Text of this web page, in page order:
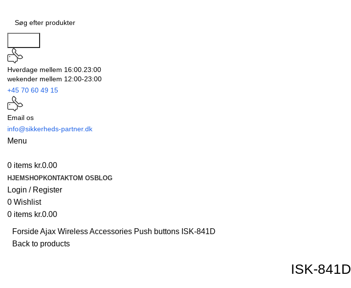
Hverdage mellem 16:00.23:00
wekender mellem 12:00-23:00
+45 70 60 49 15
Email os
info@sikkerheds-partner.dk
Menu
0 items kr.0.00
HJEMSHOPKONTAKTOM OS BLOG
Login / Register
0 Wishlist
0 items kr.0.00
ForsideAjax WirelessAccessories Push buttons ISK-841D
Back to products
ISK-841D